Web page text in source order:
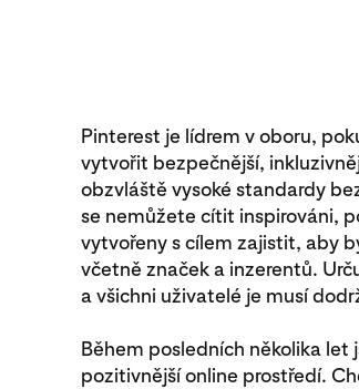
Pinterest je lídrem v oboru,
vytvořit bezpečnější,
obzvláště vysoké standardy
se nemůžete cítit inspirováni,
vytvořeny s cílem zajistit, aby
včetně značek a inzerentů.
a všichni uživatelé je musí
Během posledních několika
pozitivnější online prostředí.